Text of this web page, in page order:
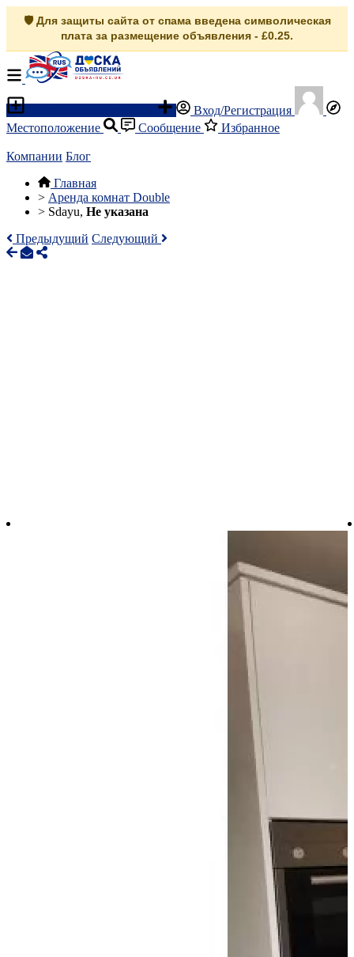
🛡️ Для защиты сайта от спама введена символическая
плата за размещение объявления - £0.25.
Вход/Регистрация
Местоположение
Сообщение Избранное
Компании Блог
Главная
> Аренда комнат Double
> Sdayu, Не указана
Предыдущий Следующий